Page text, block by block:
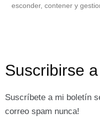
esconder, contener y
Suscribirse
Suscríbete a mi boletín
correo spam nunca!